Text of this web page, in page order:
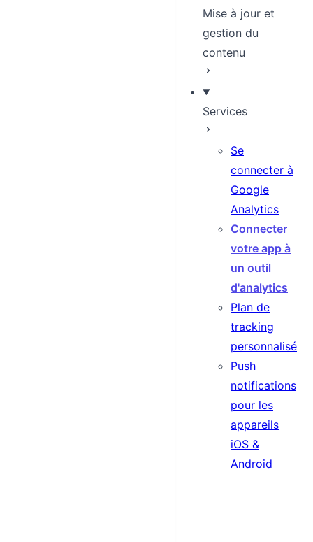
Mise à jour et
gestion du
contenu
Services
Se
connecter à
Google
Analytics
Connecter
votre app à
un outil
d'analytics
Plan de
tracking
personnalisé
Push
notifications
pour les
appareils
iOS &
Android